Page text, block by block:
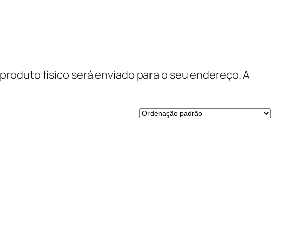
físico será enviado para o seu endereço. A